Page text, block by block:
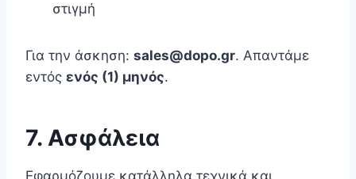
στιγμή
Για την άσκηση: sales@dopo.gr. Απαντάμε
εντός ενός (1) μηνός.
7. Ασφάλεια
Εφαρμόζουμε κατάλληλα τεχνικά και